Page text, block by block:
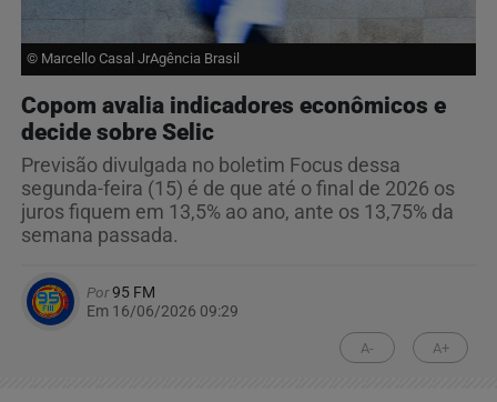
© Marcello Casal JrAgência Brasil
Copom avalia indicadores econômicos e
decide sobre Selic
Previsão divulgada no boletim Focus dessa
segunda-feira (15) é de que até o final de 2026 os
juros fiquem em 13,5% ao ano, ante os 13,75% da
semana passada.
Por95 FM
Em 16/06/2026 09:29
A- A+